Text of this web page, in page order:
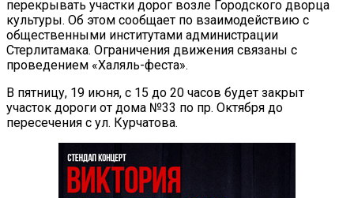
перекрывать участки дорог возле Городского дворца
культуры. Об этом сообщает по взаимодействию с
общественными институтами администрации
Стерлитамака. Ограничения движения связаны с
проведением «Халяль-феста».
В пятницу, 19 июня, с 15 до 20 часов будет закрыт
участок дороги от дома №33 по пр. Октября до
пересечения с ул. Курчатова.